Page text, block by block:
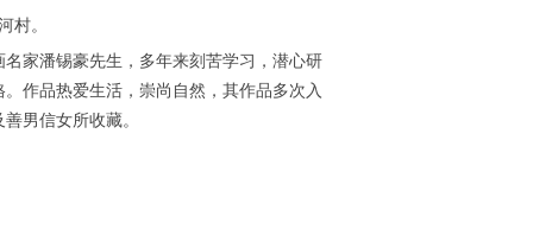
村。
家潘锡豪先生，多年来刻苦学习，潜心研
作品热爱生活，崇尚自然，其作品多次入
男信女所收藏。